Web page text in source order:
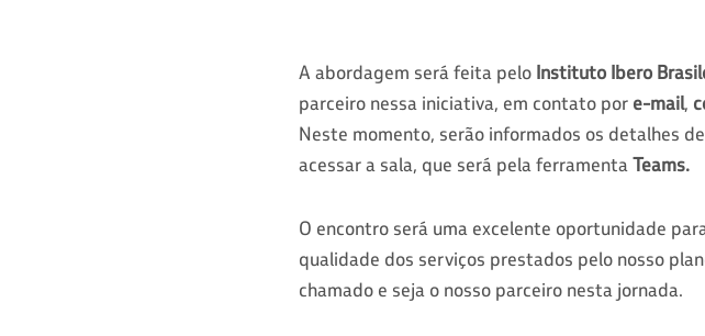
A abordagem será feita pelo Instituto Ibero
parceiro nessa iniciativa, em contato por e-mail,
Neste momento, serão informados os detalhes
acessar a sala, que será pela ferramentaTeams.
O encontro será uma excelente oportunidade
qualidade dos serviços prestados pelo nosso
chamado e seja o nosso parceiro nesta jornada.